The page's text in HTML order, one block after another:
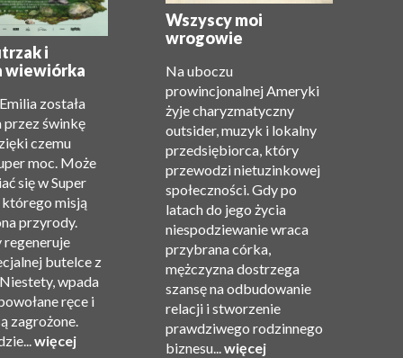
i
wiewiórka
została
przez świnkę
czemu
moc. Może
się w Super
misją
przyrody.
regeneruje
butelce z
wpada
ręce i
zagrożone.
więcej
Wszyscy moi
wrogowie
Na uboczu
prowincjonalnej Ameryki
żyje charyzmatyczny
outsider, muzyk i lokalny
przedsiębiorca, który
przewodzi nietuzinkowej
społeczności. Gdy po
latach do jego życia
niespodziewanie wraca
przybrana córka,
mężczyzna dostrzega
szansę na odbudowanie
relacji i stworzenie
prawdziwego rodzinnego
biznesu...więcej